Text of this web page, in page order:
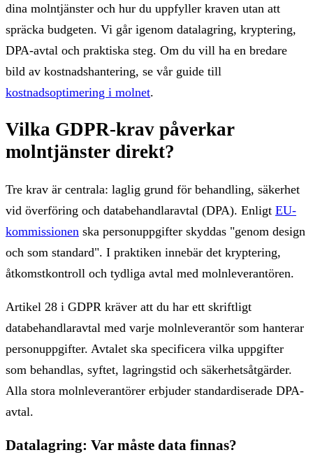
dina molntjänster och hur du uppfyller kraven utan att
spräcka budgeten. Vi går igenom datalagring, kryptering,
DPA-avtal och praktiska steg. Om du vill ha en bredare
bild av kostnadshantering, se vår guide till
kostnadsoptimering i molnet.
Vilka GDPR-krav påverkar
molntjänster direkt?
Tre krav är centrala: laglig grund för behandling, säkerhet
vid överföring och databehandlaravtal (DPA). Enligt EU-
kommissionen ska personuppgifter skyddas "genom design
och som standard". I praktiken innebär det kryptering,
åtkomstkontroll och tydliga avtal med molnleverantören.
Artikel 28 i GDPR kräver att du har ett skriftligt
databehandlaravtal med varje molnleverantör som hanterar
personuppgifter. Avtalet ska specificera vilka uppgifter
som behandlas, syftet, lagringstid och säkerhetsåtgärder.
Alla stora molnleverantörer erbjuder standardiserade DPA-
avtal.
Datalagring: Var måste data finnas?